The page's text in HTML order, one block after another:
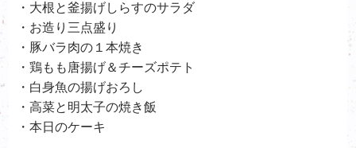
・大根と釜揚げしらすのサラダ
・お造り三点盛り
・豚バラ肉の１本焼き
・鶏もも唐揚げ＆チーズポテト
・白身魚の揚げおろし
・高菜と明太子の焼き飯
・本日のケーキ